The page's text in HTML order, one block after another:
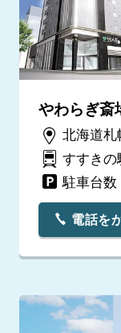
やわらぎ斎
北海道札
すすきの
駐車台数
電話を